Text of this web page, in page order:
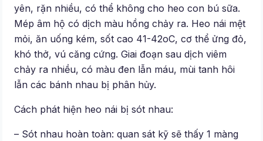
yên, rặn nhiều, có thể không cho heo con bú sữa.
Mép âm hộ có dịch màu hồng chảy ra. Heo nái mệt
mỏi, ăn uống kém, sốt cao 41-42oC, cơ thể ửng đỏ,
khó thở, vú căng cứng. Giai đoạn sau dịch viêm
chảy ra nhiều, có màu đen lẫn máu, mùi tanh hôi
lẫn các bánh nhau bị phân hủy.
Cách phát hiện heo nái bị sót nhau:
– Sót nhau hoàn toàn: quan sát kỹ sẽ thấy 1 màng